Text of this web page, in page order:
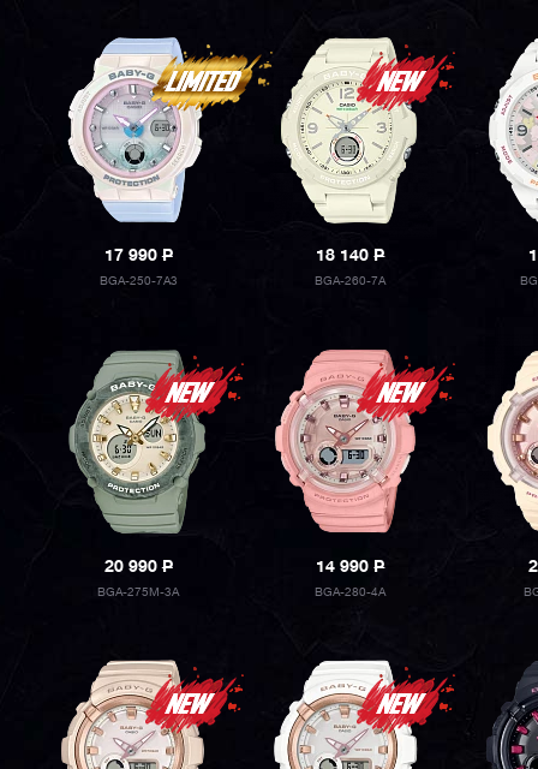
17 990P
BGA-250-7A3
18 140P
BGA-260-7A
20 990P
BGA-275M-3A
14 990P
BGA-280-4A